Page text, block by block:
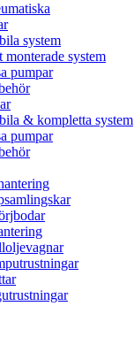
system
monterade system
pumpar
& kompletta system
pumpar